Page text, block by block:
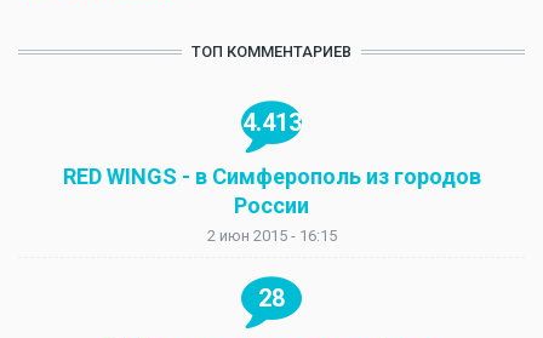
ТОП КОММЕНТАРИЕВ
4.413
RED WINGS - в Симферополь из городов
России
2 июн 2015 - 16:15
28